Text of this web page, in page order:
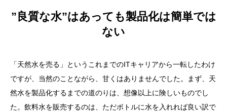
”良質な水”はあっても製品化は簡単では
ない
「天然水を売る」というこれまでのITキャリアから一転したわけ
ですが、当然のことながら、甘くはありませんでした。まず、天
然水を製品化するまでの道のりは、想像以上に険しいものでし
た。飲料水を販売するのは、ただボトルに水を入れれば良い訳で